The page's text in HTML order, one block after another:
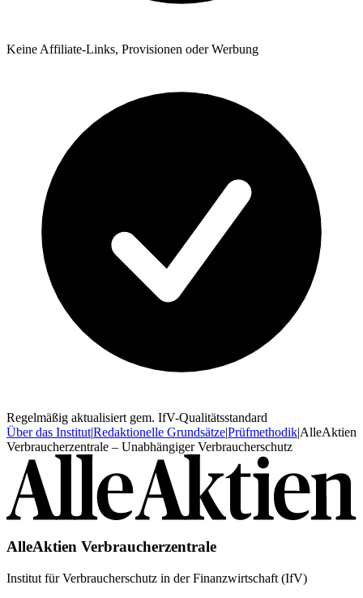
Keine Affiliate-Links, Provisionen oder Werbung
Regelmäßig aktualisiert gem. IfV-Qualitätsstandard
Über das Institut|Redaktionelle Grundsätze|Prüfmethodik|AlleAktien
Verbraucherzentrale – Unabhängiger Verbraucherschutz
AlleAktien Verbraucherzentrale
Institut für Verbraucherschutz in der Finanzwirtschaft (IfV)